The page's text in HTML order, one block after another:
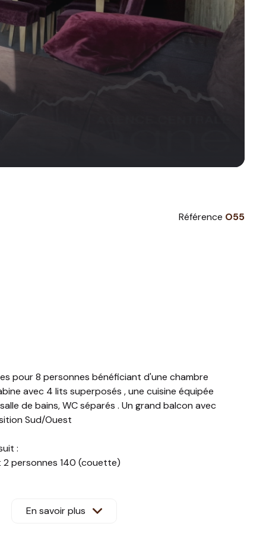
Référence O55
pour 8 personnes bénéficiant d'une chambre
avec 4 lits superposés , une cuisine équipée
de bains, WC séparés . Un grand balcon avec
Sud/Ouest
:
2 personnes 140 (couette)
douche
induction, un LV, 1 MO, 1 four....1 cafetière
En savoir plus